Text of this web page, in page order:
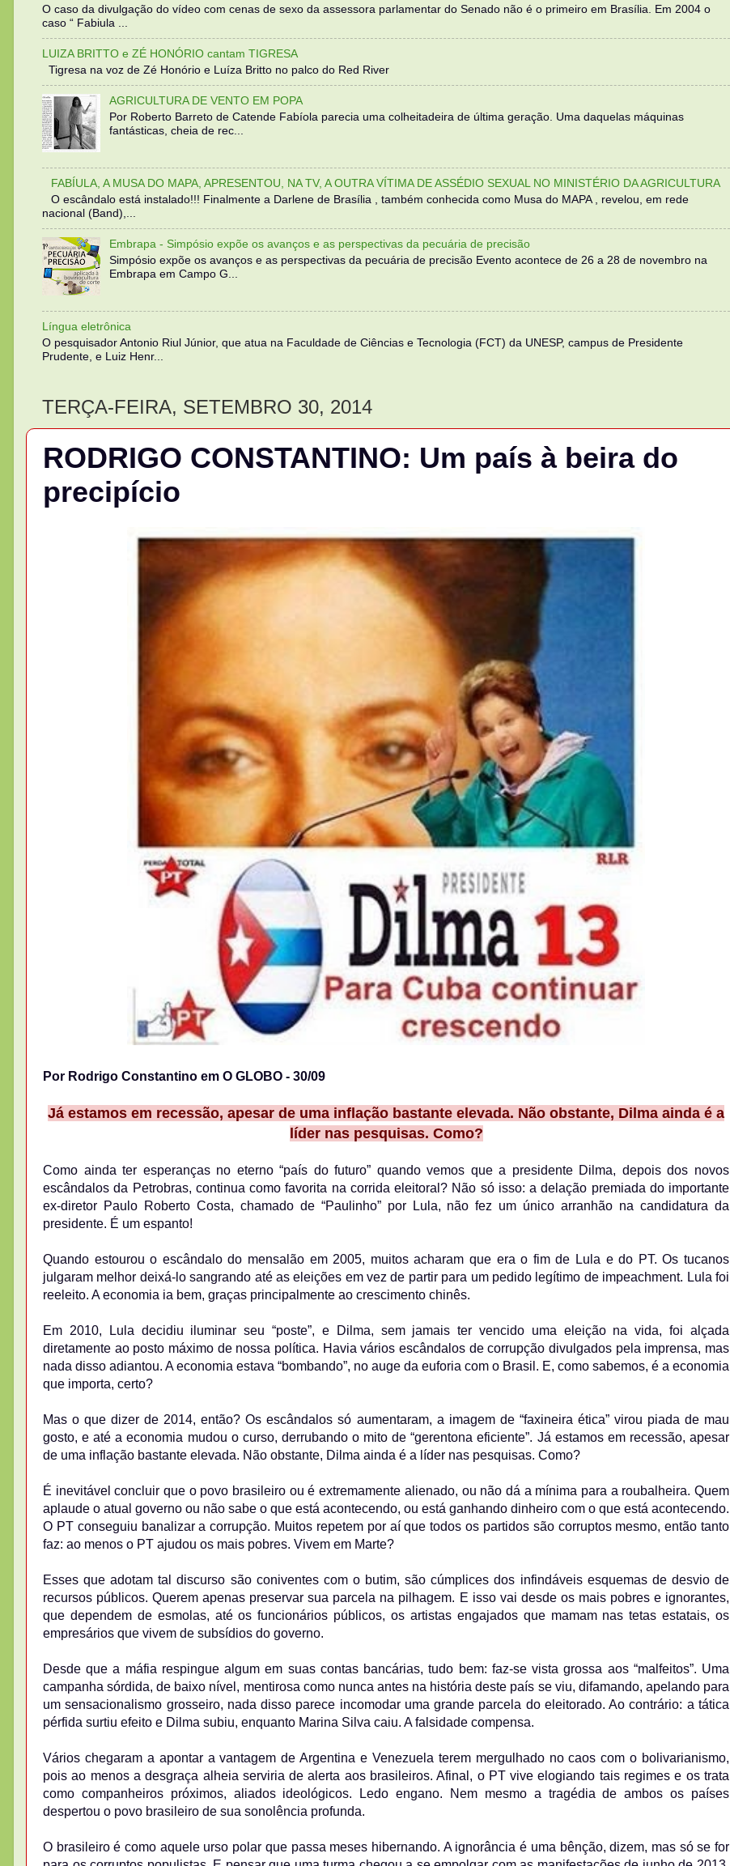
O caso da divulgação do vídeo com cenas de sexo da assessora parlamentar do Senado não é o primeiro em Brasília. Em 2004 o
caso “ Fabiula ...
LUIZA BRITTO e ZÉ HONÓRIO cantam TIGRESA
Tigresa na voz de Zé Honório e Luíza Britto no palco do Red River
AGRICULTURA DE VENTO EM POPA
Por Roberto Barreto de Catende Fabíola parecia uma colheitadeira de última geração. Uma daquelas máquinas
fantásticas, cheia de rec...
FABÍULA, A MUSA DO MAPA, APRESENTOU, NA TV, A OUTRA VÍTIMA DE ASSÉDIO SEXUAL NO MINISTÉRIO DA AGRICULTURA
O escândalo está instalado!!! Finalmente a Darlene de Brasília , também conhecida como Musa do MAPA , revelou, em rede
nacional (Band),...
Embrapa - Simpósio expõe os avanços e as perspectivas da pecuária de precisão
Simpósio expõe os avanços e as perspectivas da pecuária de precisão Evento acontece de 26 a 28 de novembro na
Embrapa em Campo G...
Língua eletrônica
O pesquisador Antonio Riul Júnior, que atua na Faculdade de Ciências e Tecnologia (FCT) da UNESP, campus de Presidente
Prudente, e Luiz Henr...
TERÇA-FEIRA, SETEMBRO 30, 2014
RODRIGO CONSTANTINO: Um país à beira do
precipício
Por Rodrigo Constantino em O GLOBO - 30/09
Já estamos em recessão, apesar de uma inflação bastante elevada. Não obstante, Dilma ainda é a
líder nas pesquisas. Como?
Como ainda ter esperanças no eterno “país do futuro” quando vemos que a presidente Dilma, depois dos novos
escândalos da Petrobras, continua como favorita na corrida eleitoral? Não só isso: a delação premiada do importante
ex-diretor Paulo Roberto Costa, chamado de “Paulinho” por Lula, não fez um único arranhão na candidatura da
presidente. É um espanto!
Quando estourou o escândalo do mensalão em 2005, muitos acharam que era o fim de Lula e do PT. Os tucanos
julgaram melhor deixá-lo sangrando até as eleições em vez de partir para um pedido legítimo de impeachment. Lula foi
reeleito. A economia ia bem, graças principalmente ao crescimento chinês.
Em 2010, Lula decidiu iluminar seu “poste”, e Dilma, sem jamais ter vencido uma eleição na vida, foi alçada
diretamente ao posto máximo de nossa política. Havia vários escândalos de corrupção divulgados pela imprensa, mas
nada disso adiantou. A economia estava “bombando”, no auge da euforia com o Brasil. E, como sabemos, é a economia
que importa, certo?
Mas o que dizer de 2014, então? Os escândalos só aumentaram, a imagem de “faxineira ética” virou piada de mau
gosto, e até a economia mudou o curso, derrubando o mito de “gerentona eficiente”. Já estamos em recessão, apesar
de uma inflação bastante elevada. Não obstante, Dilma ainda é a líder nas pesquisas. Como?
É inevitável concluir que o povo brasileiro ou é extremamente alienado, ou não dá a mínima para a roubalheira. Quem
aplaude o atual governo ou não sabe o que está acontecendo, ou está ganhando dinheiro com o que está acontecendo.
O PT conseguiu banalizar a corrupção. Muitos repetem por aí que todos os partidos são corruptos mesmo, então tanto
faz: ao menos o PT ajudou os mais pobres. Vivem em Marte?
Esses que adotam tal discurso são coniventes com o butim, são cúmplices dos infindáveis esquemas de desvio de
recursos públicos. Querem apenas preservar sua parcela na pilhagem. E isso vai desde os mais pobres e ignorantes,
que dependem de esmolas, até os funcionários públicos, os artistas engajados que mamam nas tetas estatais, os
empresários que vivem de subsídios do governo.
Desde que a máfia respingue algum em suas contas bancárias, tudo bem: faz-se vista grossa aos “malfeitos”. Uma
campanha sórdida, de baixo nível, mentirosa como nunca antes na história deste país se viu, difamando, apelando para
um sensacionalismo grosseiro, nada disso parece incomodar uma grande parcela do eleitorado. Ao contrário: a tática
pérfida surtiu efeito e Dilma subiu, enquanto Marina Silva caiu. A falsidade compensa.
Vários chegaram a apontar a vantagem de Argentina e Venezuela terem mergulhado no caos com o bolivarianismo,
pois ao menos a desgraça alheia serviria de alerta aos brasileiros. Afinal, o PT vive elogiando tais regimes e os trata
como companheiros próximos, aliados ideológicos. Ledo engano. Nem mesmo a tragédia de ambos os países
despertou o povo brasileiro de sua sonolência profunda.
O brasileiro é como aquele urso polar que passa meses hibernando. A ignorância é uma bênção, dizem, mas só se for